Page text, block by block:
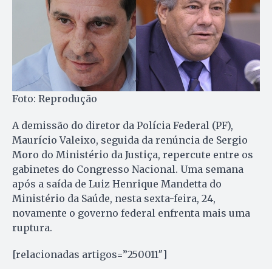
Foto: Reprodução
A demissão do diretor da Polícia Federal (PF),
Maurício Valeixo, seguida da renúncia de Sergio
Moro do Ministério da Justiça, repercute entre os
gabinetes do Congresso Nacional. Uma semana
após a saída de Luiz Henrique Mandetta do
Ministério da Saúde, nesta sexta-feira, 24,
novamente o governo federal enfrenta mais uma
ruptura.
[relacionadas artigos=”250011″]